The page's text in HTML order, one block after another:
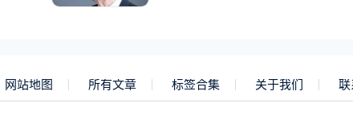
网站地图 所有文章 标签合集 关于我们 联